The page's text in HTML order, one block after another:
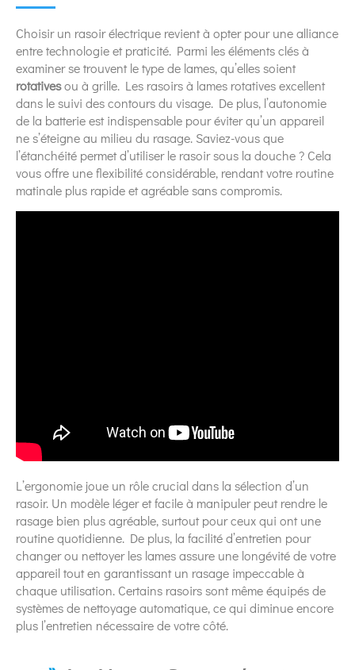
Choisir un rasoir électrique revient à opter pour une alliance
entre technologie et praticité. Parmi les éléments clés à
examiner se trouvent le type de lames, qu’elles soient
rotativesou à grille. Les rasoirs à lames rotatives excellent
dans le suivi des contours du visage. De plus, l’autonomie
de la batterie est indispensable pour éviter qu’un appareil
ne s’éteigne au milieu du rasage. Saviez-vous que
l’étanchéité permet d’utiliser le rasoir sous la douche ? Cela
vous offre une flexibilité considérable, rendant votre routine
matinale plus rapide et agréable sans compromis.
L’ergonomie joue un rôle crucial dans la sélection d’un
rasoir. Un modèle léger et facile à manipuler peut rendre le
rasage bien plus agréable, surtout pour ceux qui ont une
routine quotidienne. De plus, la facilité d’entretien pour
changer ou nettoyer les lames assure une longévité de votre
appareil tout en garantissant un rasage impeccable à
chaque utilisation. Certains rasoirs sont même équipés de
systèmes de nettoyage automatique, ce qui diminue encore
plus l’entretien nécessaire de votre côté.